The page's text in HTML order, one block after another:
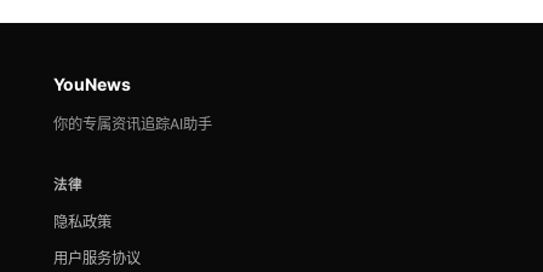
YouNews
你的专属资讯追踪AI助手
法律
隐私政策
用户服务协议